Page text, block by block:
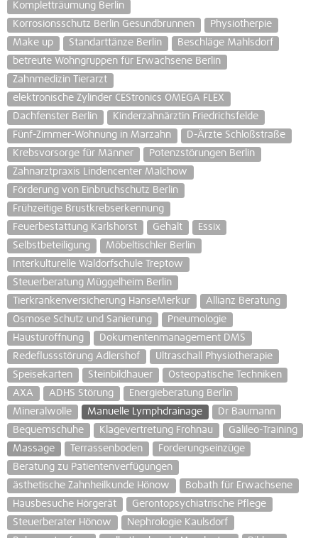
Kompletträumung Berlin
Korrosionsschutz Berlin Gesundbrunnen
Physiotherpie
Make up
Standarttänze Berlin
Beschläge Mahlsdorf
betreute Wohngruppen für Erwachsene Berlin
Zahnmedizin Tierarzt
elektronische Zylinder CEStronics OMEGA FLEX
Dachfenster Berlin
Kinderzahnärztin Friedrichsfelde
Fünf-Zimmer-Wohnung in Marzahn
D-Ärzte Schloßstraße
Krebsvorsorge für Männer
Potenzstörungen Berlin
Zahnarztpraxis Lindencenter Malchow
Förderung von Einbruchschutz Berlin
Frühzeitige Brustkrebserkennung
Feuerbestattung Karlshorst
Gehalt
Essix
Selbstbeteiligung
Möbeltischler Berlin
Interkulturelle Waldorfschule Treptow
Steuerberatung Müggelheim Berlin
Tierkrankenversicherung HanseMerkur
Allianz Beratung
Osmose Schutz und Sanierung
Pneumologie
Haustüröffnung
Dokumentenmanagement DMS
Redeflussstörung Adlershof
Ultraschall Physiotherapie
Speisekarten
Steinbildhauer
Osteopatische Techniken
AXA
ADHS Störung
Energieberatung Berlin
Mineralwolle
Manuelle Lymphdrainage
Dr Baumann
Bequemschuhe
Klagevertretung Frohnau
Galileo-Training
Massage
Terrassenboden
Forderungseinzüge
Beratung zu Patientenverfügungen
ästhetische Zahnheilkunde Hönow
Bobath für Erwachsene
Hausbesuche Hörgerät
Gerontopsychiatrische Pflege
Steuerberater Hönow
Nephrologie Kaulsdorf